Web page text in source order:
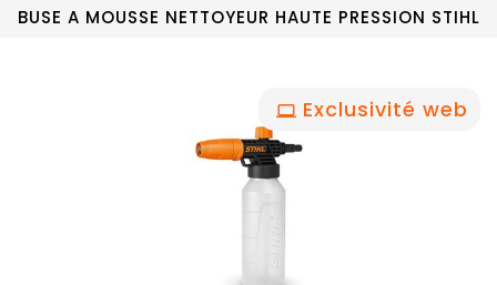
BUSE A MOUSSE NETTOYEUR HAUTE PRESSION STIHL
Exclusivité web